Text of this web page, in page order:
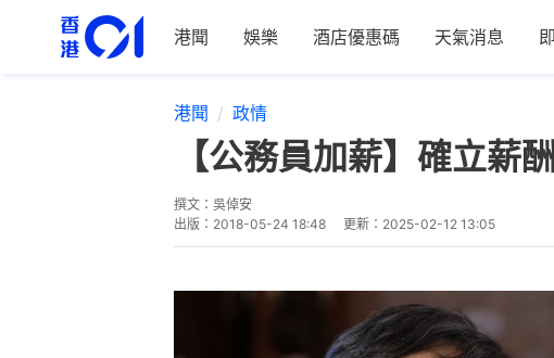
港聞 娛樂 酒店優惠碼 天氣消息
港聞 政情
【公務員加薪】確立
撰文： 吳倬安
出版： 2018-05-24 18:48 更新： 2025-02-12 13:05